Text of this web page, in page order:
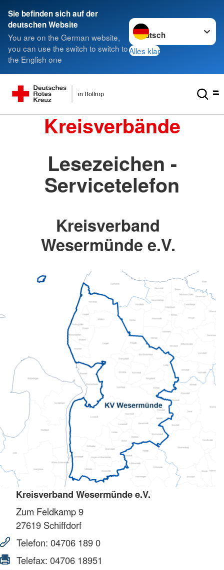
Sie befinden sich auf der
deutschen Website
You are on the German website,
you can use the switch to switch to
the English one
Sprache wechseln zu
Alles klar
in Bottrop
Kreisverbände
Lesezeichen -
Servicetelefon
Kreisverband
Wesermünde e.V.
Kreisverband Wesermünde e.V.
Zum Feldkamp 9
27619 Schiffdorf
Telefon: 04706 189 0
Telefax: 04706 18951